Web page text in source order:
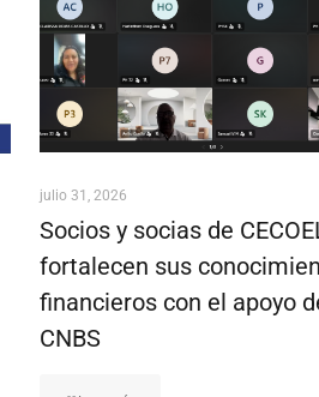
julio 31, 2026
Socios y socias de
fortalecen sus
financieros con el apoyo
CNBS